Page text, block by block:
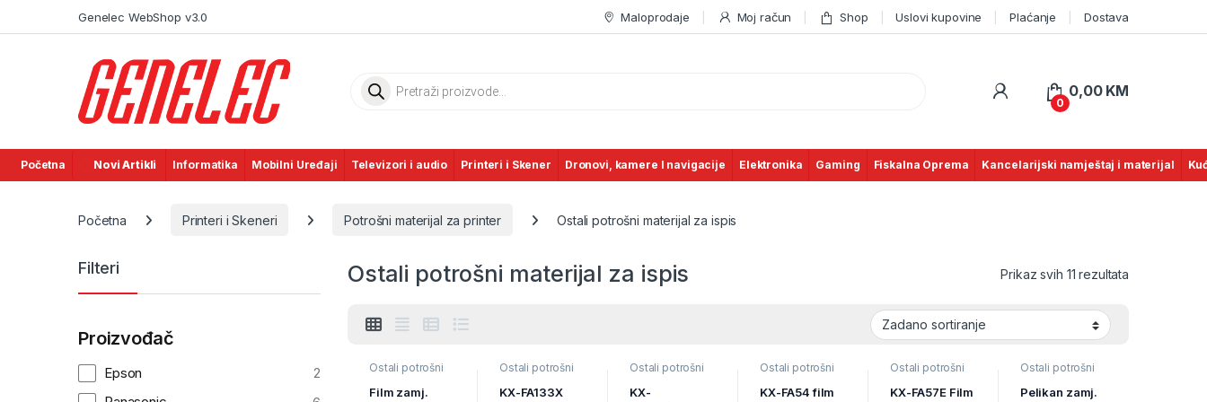
Genelec WebShop v3.0 Maloprodaje Moj račun Shop Uslovi kupovine Plaćanje Dostava
Products search
0
0,00 KM
Početna Novi Artikli Informatika Mobilni Uređaji Televizori i audio Printeri i Skener Dronovi, kamere I navigacije Elektronika Gaming Fiskalna Oprema Kancelarijski namještaj i materijal
Početna Printeri i Skeneri Potrošni materijal za printer Ostali potrošni materijal za ispis
Ostali potrošni materijal za ispis Prikaz svih 11 rezultata
Ostali potrošni
materijal za
ispis ,Potrošni
Film zamj.
Ostali potrošni
materijal za
ispis,Potrošni
KX-FA133X
Ostali potrošni
materijal za
ispis
KX-
Ostali potrošni
materijal za
ispis,Potrošni
KX-FA54 film
Ostali potrošni
materijal za
ispis,Potrošni
KX-FA57E Film
Ostali potrošni
materijal za
ispis,Potrošni
Pelikan zamj.
Filteri
Proizvođač
Epson
2